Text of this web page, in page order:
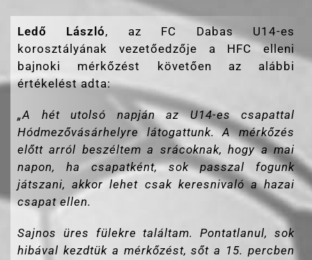
Ledő László, az FC Dabas U14-es
korosztályának vezetőedzője a HFC elleni
bajnoki mérkőzést követően az alábbi
értékelést adta:
„A hét utolsó napján az U14-es csapattal
Hódmezővásárhelyre látogattunk. A mérkőzés
előtt arról beszéltem a srácoknak, hogy a mai
napon, ha csapatként, sok passzal fogunk
játszani, akkor lehet csak keresnivaló a hazai
csapat ellen.
Sajnos üres fülekre találtam. Pontatlanul, sok
hibával kezdtük a mérkőzést, sőt a 15. percben